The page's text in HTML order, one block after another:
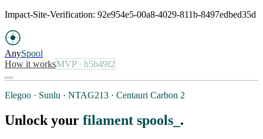
Impact-Site-Verification: 92e954e5-00a8-4029-811b-8497edbed35d
AnySpool
How it worksMVP· b5b49f2
Elegoo · Sunlu · NTAG213 · Centauri Carbon 2
Unlock your filament spools .